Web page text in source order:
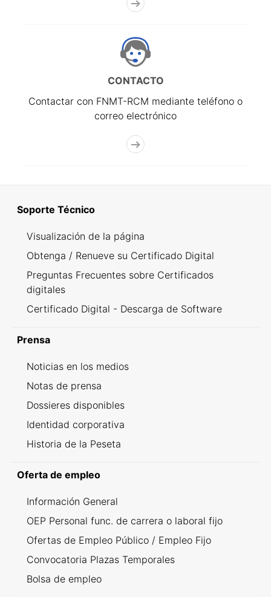
CONTACTO
Contactar con FNMT-RCM mediante teléfono o
correo electrónico
Soporte Técnico
Visualización de la página
Obtenga / Renueve su Certificado Digital
Preguntas Frecuentes sobre Certificados
digitales
Certificado Digital - Descarga de Software
Prensa
Noticias en los medios
Notas de prensa
Dossieres disponibles
Identidad corporativa
Historia de la Peseta
Oferta de empleo
Información General
OEP Personal func. de carrera o laboral fijo
Ofertas de Empleo Público / Empleo Fijo
Convocatoria Plazas Temporales
Bolsa de empleo